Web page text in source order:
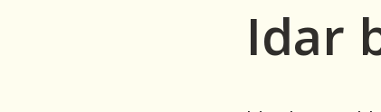
Idar